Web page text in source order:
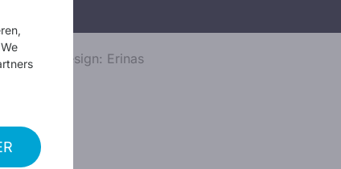
Design: Erinas